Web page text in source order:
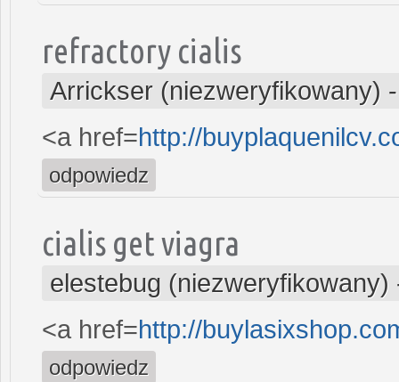
refractory cialis
Arrickser (niezweryfikowany)
<a href=http://
odpowiedz
cialis get viagra
elestebug (niezweryfikowany)
<a href=http://
odpowiedz